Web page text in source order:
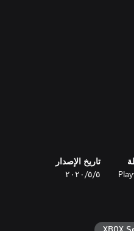
تاريخ الإصدار
٥‏/٥‏/٢٠٢٠